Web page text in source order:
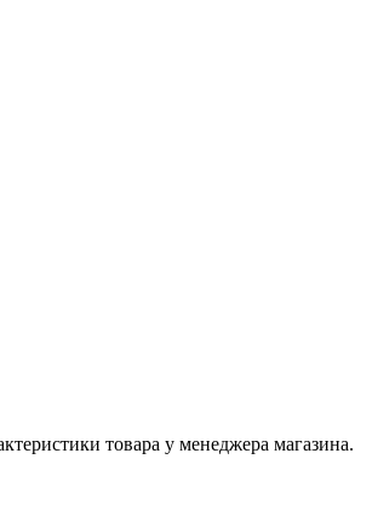
товара у менеджера магазина.